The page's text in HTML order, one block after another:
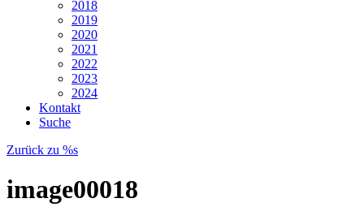
2018
2019
2020
2021
2022
2023
2024
Kontakt
Suche
Zurück zu %s
image00018